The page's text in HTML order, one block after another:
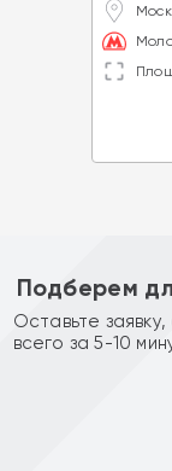
Подберем
Оставьте
всего за 5-10